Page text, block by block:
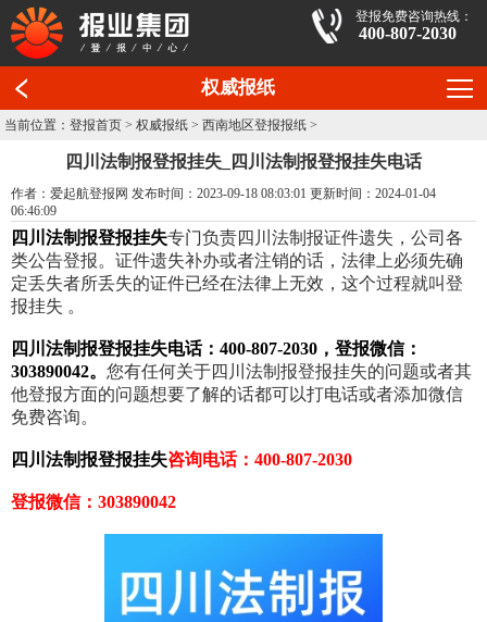
登报免费咨询热线：
400-807-2030
权威报纸
当前位置：登报首页 >权威报纸 >西南地区登报报纸 >
四川法制报登报挂失_四川法制报登报挂失电话
作者：爱起航登报网 发布时间：2023-09-18 08:03:01 更新时间：2024-01-04
06:46:09
四川法制报登报挂失专门负责四川法制报证件遗失，公司各
类公告登报。证件遗失补办或者注销的话，法律上必须先确
定丢失者所丢失的证件已经在法律上无效，这个过程就叫登
报挂失 。
四川法制报登报挂失电话：400-807-2030，登报微信：
303890042。 您有任何关于四川法制报登报挂失的问题或者其
他登报方面的问题想要了解的话都可以打电话或者添加微信
免费咨询。
四川法制报登报挂失咨询电话：400-807-2030
登报微信：303890042